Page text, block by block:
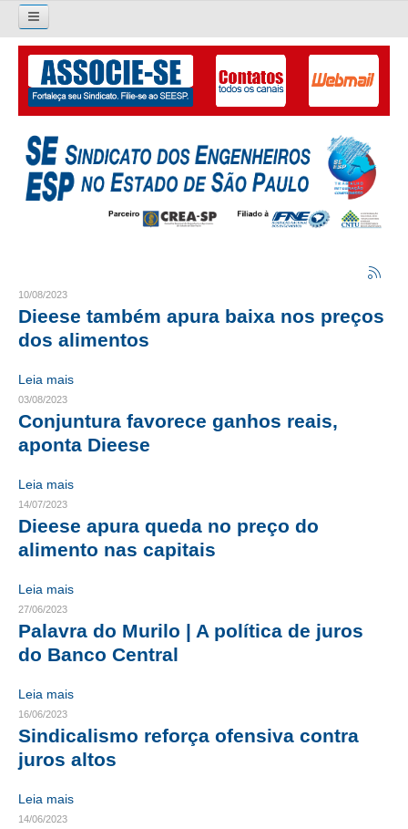
Pesquisar...
O SINDICATO
APRESENTAÇÃO
PALAVRA DO PRESIDENTE
LIVRO GESTÃO 2026-2029
ORGANOGRAMA
CRESCE BRASIL
CONSELHO TECNOLÓGICO
COMPOSIÇÃO
CONSELHOS ASSESSORES
PERSONALIDADES DA TECNOLOGIA
NÚCLEO DA MULHER ENGENHEIRA
TRANSPARÊNCIA
JURÍDICO
ACORDOS, CONVENÇÕES E DISSÍDIOS
10/08/2023
Dieese também apura baixa nos preços
dos alimentos
Leia mais
03/08/2023
Conjuntura favorece ganhos reais,
aponta Dieese
Leia mais
14/07/2023
Dieese apura queda no preço do
alimento nas capitais
Leia mais
27/06/2023
Palavra do Murilo | A política de juros
do Banco Central
Leia mais
16/06/2023
Sindicalismo reforça ofensiva contra
juros altos
Leia mais
14/06/2023